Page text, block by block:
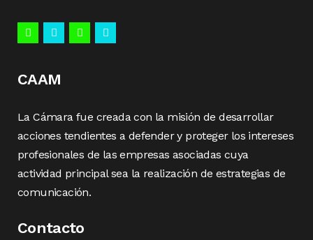
CAAM
La Cámara fue creada con la misión de desarrollar
acciones tendientes a defender y proteger los intereses
profesionales de las empresas asociadas cuya
actividad principal sea la realización de estrategias de
comunicación.
Contacto